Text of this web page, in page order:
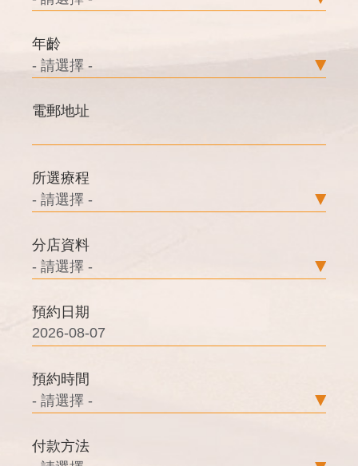
年齡
電郵地址
所選療程
分店資料
預約日期
預約時間
付款方法